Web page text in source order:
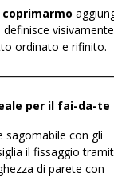
ordinato e rifinito.
per il fai-da-te
sagomabile con gli
il fissaggio
di parete con